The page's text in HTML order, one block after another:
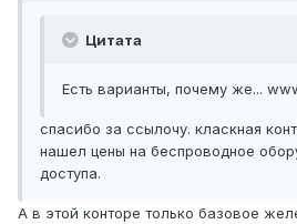
Цитата
Есть варианты, почему же...
спасибо за ссылочу. класкная
нашел цены на беспроводное
доступа.
А в этой конторе только базовое